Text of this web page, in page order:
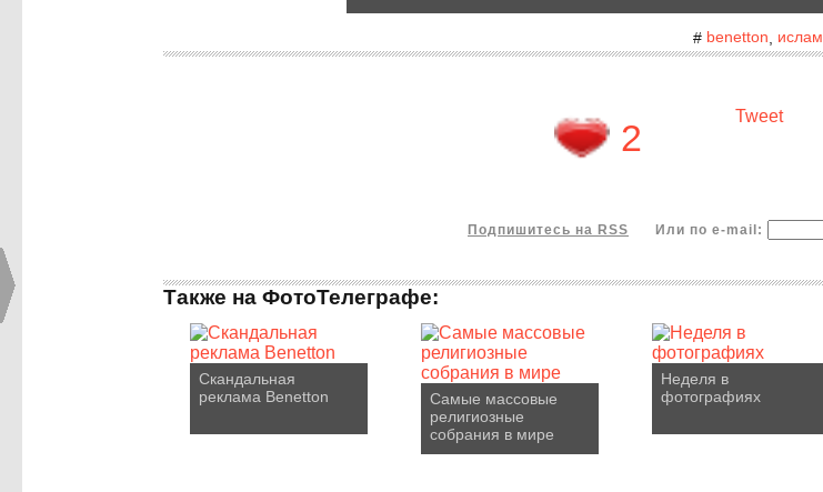
# benetton ислам
2
Tweet
Подпишитесь на RSS Или по e-mail:
Также на ФотоТелеграфе:
Скандальная
реклама Benetton
Самые массовые
религиозные
собрания в мире
Неделя в
фотографиях